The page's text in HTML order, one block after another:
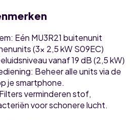
: Eén MU3R21 buitenunit
(3x 2,5 kW S09EC)
vanaf 19 dB (2,5 kW)
: Beheer alle units via de
je smartphone.
verminderen stof,
voor schonere lucht.